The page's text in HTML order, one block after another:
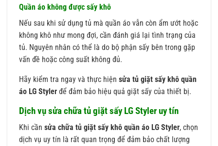
Quần áo không được sấy khô
Nếu sau khi sử dụng tủ mà quần áo vẫn còn ẩm ướt hoặc
không khô như mong đợi, cần đánh giá lại tình trạng của
tủ. Nguyên nhân có thể là do bộ phận sấy bên trong gặp
vấn đề hoặc công suất không đủ.
Hãy kiểm tra ngay và thực hiện sửa tủ giặt sấy khô quần
áo LG Styler để đảm bảo hiệu quả giặt sấy của thiết bị.
Dịch vụ sửa chữa tủ giặt sấy LG Styler uy tín
Khi cần sửa chữa tủ giặt sấy khô quần áo LG Styler, chọn
dịch vụ uy tín là rất quan trọng để đảm bảo chất lượng